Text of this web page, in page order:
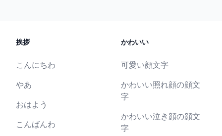
挨拶
こんにちわ
やあ
おはよう
こんばんわ
かわいい
可愛い顔文字
かわいい照れ顔の顔文
字
かわいい泣き顔の顔文
字